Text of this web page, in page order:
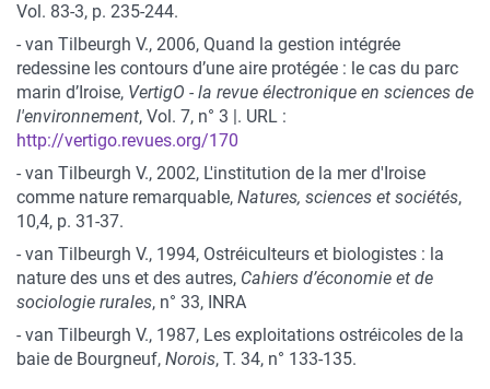
Vol. 83-3, p. 235-244.
- van Tilbeurgh V., 2006, Quand la gestion intégrée
redessine les contours d’une aire protégée : le cas du parc
marin d’Iroise, VertigO - la revue électronique en sciences de
l'environnement, Vol. 7, n° 3 |. URL :
http://vertigo.revues.org/170
- van Tilbeurgh V., 2002, L'institution de la mer d'Iroise
comme nature remarquable, Natures, sciences et sociétés,
10,4, p. 31-37.
- van Tilbeurgh V., 1994, Ostréiculteurs et biologistes : la
nature des uns et des autres, Cahiers d’économie et de
sociologie rurales, n° 33, INRA
- van Tilbeurgh V., 1987, Les exploitations ostréicoles de la
baie de Bourgneuf, Norois, T. 34, n° 133-135.